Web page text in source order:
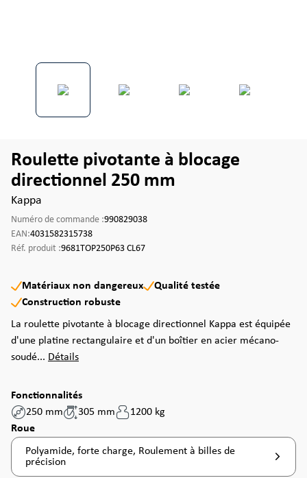
Roulette pivotante à blocage
directionnel 250 mm
Kappa
Numéro de commande :990829038
EAN:4031582315738
Réf. produit :9681TOP250P63 CL67
Matériaux non dangereux
Qualité testée
Construction robuste
La roulette pivotante à blocage directionnel Kappa est équipée
d'une platine rectangulaire et d'un boîtier en acier mécano-
soudé... Détails
Fonctionnalités
250 mm
305 mm
1200 kg
Sélectionnez
Roue
Polyamide, forte charge, Roulement à billes de
précision